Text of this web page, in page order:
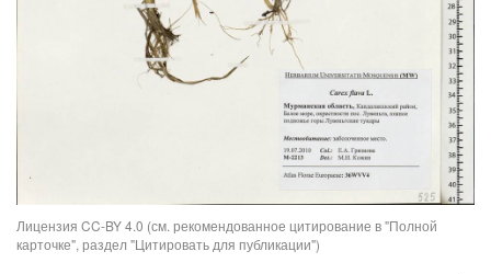
Лицензия CC-BY 4.0 (см. рекомендованное цитирование в "Полной
карточке", раздел "Цитировать для публикации")